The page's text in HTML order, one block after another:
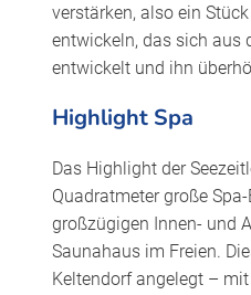
verstärken, also ein
entwickeln, das sich aus
entwickelt und ihn
Highlight Spa
Das Highlight der
Quadratmeter große
großzügigen Innen- und
Saunahaus im Freien.
Keltendorf angelegt –